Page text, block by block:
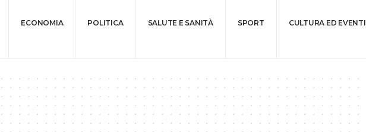
ECONOMIA POLITICA SALUTE E SANITÀ SPORT CULTURA ED EVENTI